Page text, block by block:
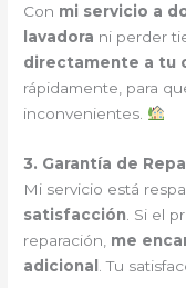
Con mi servicio a
lavadora ni perder
directamente a tu
rápidamente, para
inconvenientes.
3. Garantía de
Mi servicio está
satisfacción . Si el
reparación, me
adicional
. Tu